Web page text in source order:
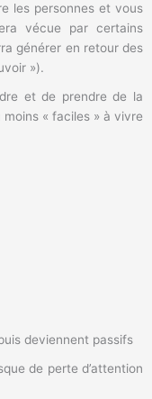
les personnes et vous
vécue par certains
générer en retour des
»).
et de prendre de la
« faciles » à vivre
deviennent passifs
de perte d’attention